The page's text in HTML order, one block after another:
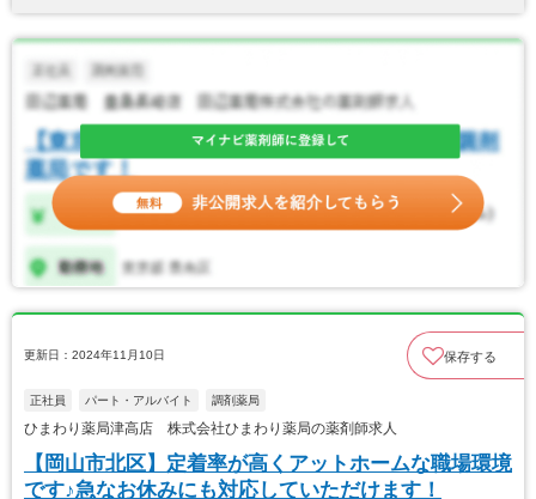
更新日：2024年11月10日 保存する
正社員 パート・アルバイト 調剤薬局
ひまわり薬局津高店 株式会社ひまわり薬局の薬剤師求人
【岡山市北区】定着率が高くアットホームな職場環境
です♪急なお休みにも対応していただけます！